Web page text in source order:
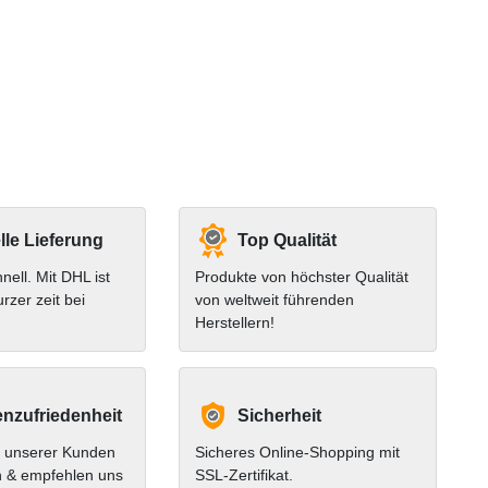
Lieferung
Mit DHL ist
zeit bei
Top Qualität
Produkte von höchster Qualität
von weltweit führenden
Herstellern!
Kunden
& empfehlen uns
Sicherheit
Sicheres Online-Shopping mit
SSL-Zertifikat.